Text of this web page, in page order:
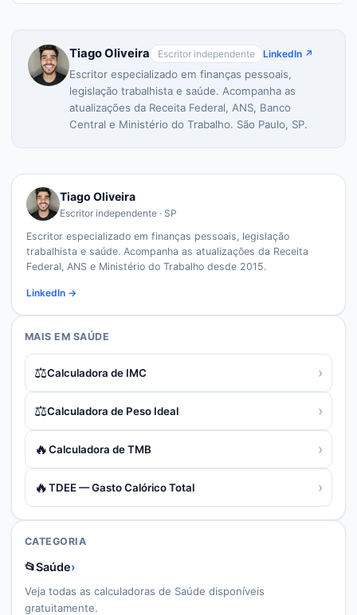
Tiago Oliveira Escritor independente LinkedIn ↗
Escritor especializado em finanças pessoais,
legislação trabalhista e saúde. Acompanha as
atualizações da Receita Federal, ANS, Banco
Central e Ministério do Trabalho. São Paulo, SP.
Tiago Oliveira
Escritor independente · SP
Escritor especializado em finanças pessoais, legislação
trabalhista e saúde. Acompanha as atualizações da Receita
Federal, ANS e Ministério do Trabalho desde 2015.
LinkedIn →
MAIS EM SAÚDE
⚖️Calculadora de IMC ›
⚖️Calculadora de Peso Ideal ›
🔥Calculadora de TMB ›
🔥TDEE — Gasto Calórico Total ›
CATEGORIA
📂Saúde›
Veja todas as calculadoras de Saúde disponíveis
gratuitamente.